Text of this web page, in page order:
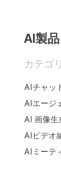
AI製
カテゴ
AIチャッ
AIエージ
AI 画像生
AIビデオ
AIミーテ